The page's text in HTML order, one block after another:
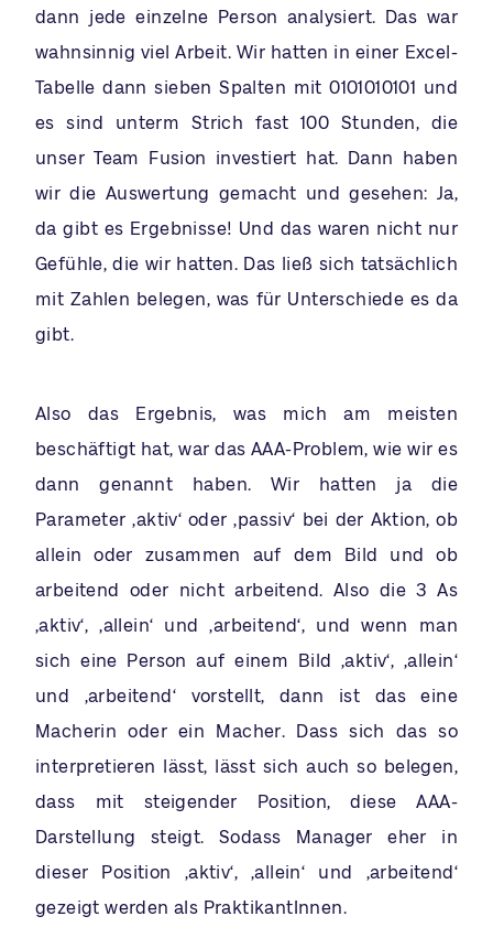
dann jede einzelne Person analysiert. Das war
wahnsinnig viel Arbeit. Wir hatten in einer Excel-
Tabelle dann sieben Spalten mit 0101010101 und
es sind unterm Strich fast 100 Stunden, die
unser Team Fusion investiert hat. Dann haben
wir die Auswertung gemacht und gesehen: Ja,
da gibt es Ergebnisse! Und das waren nicht nur
Gefühle, die wir hatten. Das ließ sich tatsächlich
mit Zahlen belegen, was für Unterschiede es da
gibt.
Also das Ergebnis, was mich am meisten
beschäftigt hat, war das AAA-Problem, wie wir es
dann genannt haben. Wir hatten ja die
Parameter ‚aktiv‘ oder ‚passiv‘ bei der Aktion, ob
allein oder zusammen auf dem Bild und ob
arbeitend oder nicht arbeitend. Also die 3 As
‚aktiv‘, ‚allein‘ und ‚arbeitend‘, und wenn man
sich eine Person auf einem Bild ‚aktiv‘, ‚allein‘
und ‚arbeitend‘ vorstellt, dann ist das eine
Macherin oder ein Macher. Dass sich das so
interpretieren lässt, lässt sich auch so belegen,
dass mit steigender Position, diese AAA-
Darstellung steigt. Sodass Manager eher in
dieser Position ‚aktiv‘, ‚allein‘ und ‚arbeitend‘
gezeigt werden als PraktikantInnen.